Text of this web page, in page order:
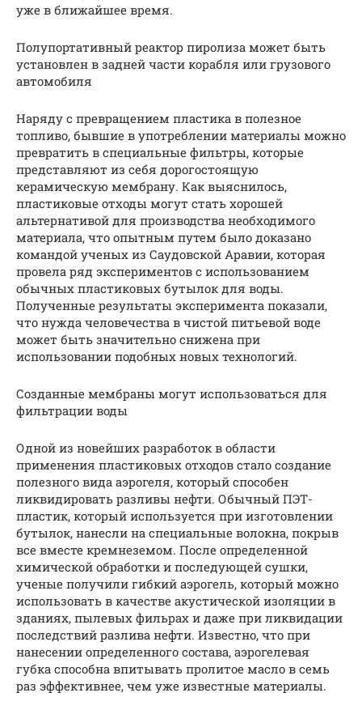
уже в ближайшее время.
Полупортативный реактор пиролиза может быть
установлен в задней части корабля или грузового
автомобиля
Наряду с превращением пластика в полезное
топливо, бывшие в употреблении материалы можно
превратить в специальные фильтры, которые
представляют из себя дорогостоящую
керамическую мембрану. Как выяснилось,
пластиковые отходы могут стать хорошей
альтернативой для производства необходимого
материала, что опытным путем было доказано
командой ученых из Саудовской Аравии, которая
провела ряд экспериментов с использованием
обычных пластиковых бутылок для воды.
Полученные результаты эксперимента показали,
что нужда человечества в чистой питьевой воде
может быть значительно снижена при
использовании подобных новых технологий.
Созданные мембраны могут использоваться для
фильтрации воды
Одной из новейших разработок в области
применения пластиковых отходов стало создание
полезного вида аэрогеля, который способен
ликвидировать разливы нефти. Обычный ПЭТ-
пластик, который используется при изготовлении
бутылок, нанесли на специальные волокна, покрыв
все вместе кремнеземом. После определенной
химической обработки и последующей сушки,
ученые получили гибкий аэрогель, который можно
использовать в качестве акустической изоляции в
зданиях, пылевых фильрах и даже при ликвидации
последствий разлива нефти. Известно, что при
нанесении определенного состава, аэрогелевая
губка способна впитывать пролитое масло в семь
раз эффективнее, чем уже известные материалы.